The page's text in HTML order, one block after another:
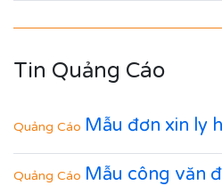
Tin Quảng Cáo
Quảng Cáo Mẫu đơn xin ly
Quảng Cáo Mẫu công văn